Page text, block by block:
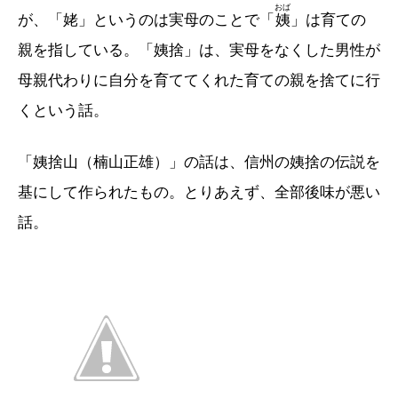
が、「姥」というのは実母のことで「 姨
おば
」は育ての
親を指している。「姨捨」は、実母をなくした男性が
母親代わりに自分を育ててくれた育ての親を捨てに行
くという話。
「姨捨山（楠山正雄）」の話は、信州の姨捨の伝説を
基にして作られたもの。とりあえず、全部後味が悪い
話。